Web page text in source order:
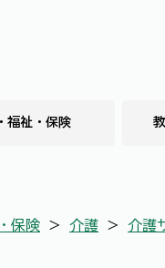
福祉・保険
保険 ＞ 介護 ＞ 介護